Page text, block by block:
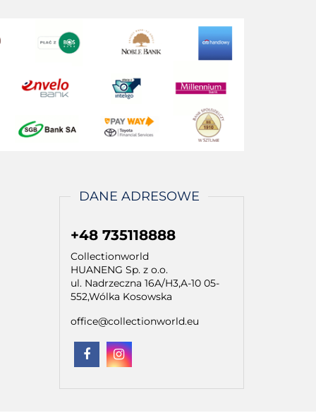
DANE ADRESOWE
+48 735118888
Collectionworld
HUANENG Sp. z o.o.
ul. Nadrzeczna 16A/H3,A-10 05-
552,Wólka Kosowska
office@collectionworld.eu